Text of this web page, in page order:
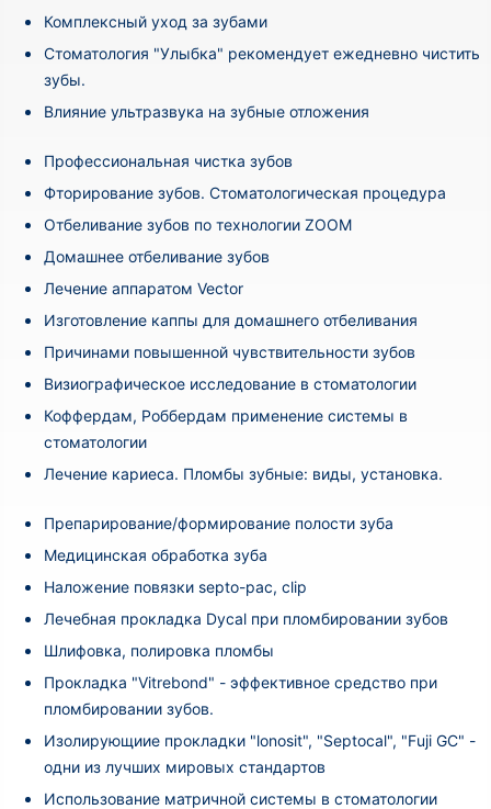
Комплексный уход за зубами
Стоматология "Улыбка" рекомендует ежедневно чистить
зубы.
Влияние ультразвука на зубные отложения
Профессиональная чистка зубов
Фторирование зубов. Стоматологическая процедура
Отбеливание зубов по технологии ZOOM
Домашнее отбеливание зубов
Лечение аппаратом Vector
Изготовление каппы для домашнего отбеливания
Причинами повышенной чувствительности зубов
Визиографическое исследование в стоматологии
Коффердам, Роббердам применение системы в
стоматологии
Лечение кариеса. Пломбы зубные: виды, установка.
Препарирование/формирование полости зуба
Медицинская обработка зуба
Наложение повязки septo-pac, clip
Лечебная прокладка Dycal при пломбировании зубов
Шлифовка, полировка пломбы
Прокладка "Vitrebond" - эффективное средство при
пломбировании зубов.
Изолирующиие прокладки "lonosit", "Septocal", "Fuji GC" -
одни из лучших мировых стандартов
Использование матричной системы в стоматологии